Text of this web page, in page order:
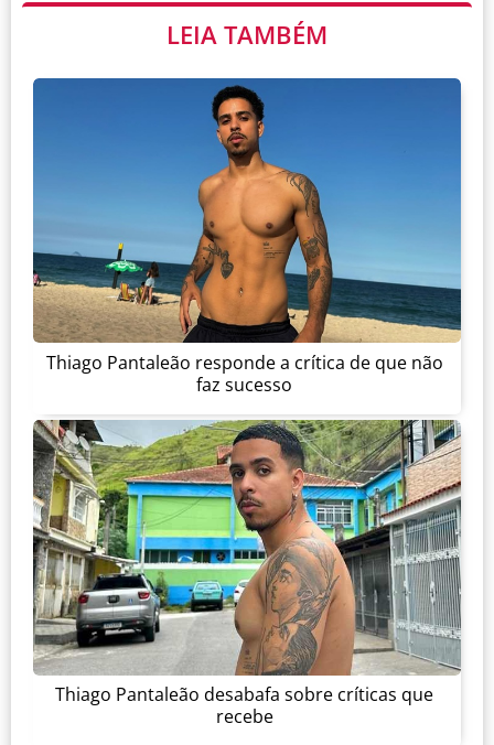
LEIA TAMBÉM
Thiago Pantaleão responde a crítica de que não
faz sucesso
Thiago Pantaleão desabafa sobre críticas que
recebe